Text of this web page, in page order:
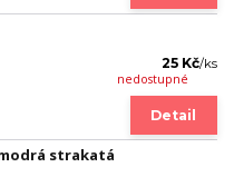
25 Kč/ks
nedostupné
Detail
strakatá